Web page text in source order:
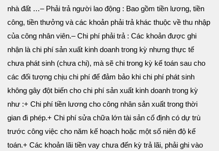
nhà đất …– Phải trả người lao động : Bao gồm tiền lương, tiền
công, tiền thưởng và các khoản phải trả khác thuộc về thu nhập
của công nhân viên.– Chi phí phải trả : Các khoản được ghi
nhận là chi phí sản xuất kinh doanh trong kỳ nhưng thực tế
chưa phát sinh (chưa chi), mà sẽ chi trong kỳ kế toán sau cho
các đối tượng chịu chi phí để đảm bảo khi chi phí phát sinh
không gây đột biến cho chi phí sản xuất kinh doanh trong kỳ
như :+ Chi phí tiền lương cho công nhân sản xuất trong thời
gian đi phép.+ Chi phí sửa chữa lớn tài sản cố định có dự trù
trước công việc cho năm kế hoạch hoặc một số niên độ kế
toán.+ Các khoản lãi tiền vay chưa đến kỳ trả lãi, phải ghi vào